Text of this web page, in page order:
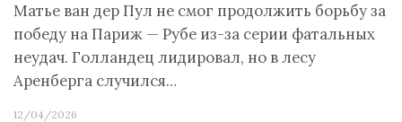
Матье ван дер Пул не смог продолжить борьбу за
победу на Париж — Рубе из-за серии фатальных
неудач. Голландец лидировал, но в лесу
Аренберга случился…
12/04/2026